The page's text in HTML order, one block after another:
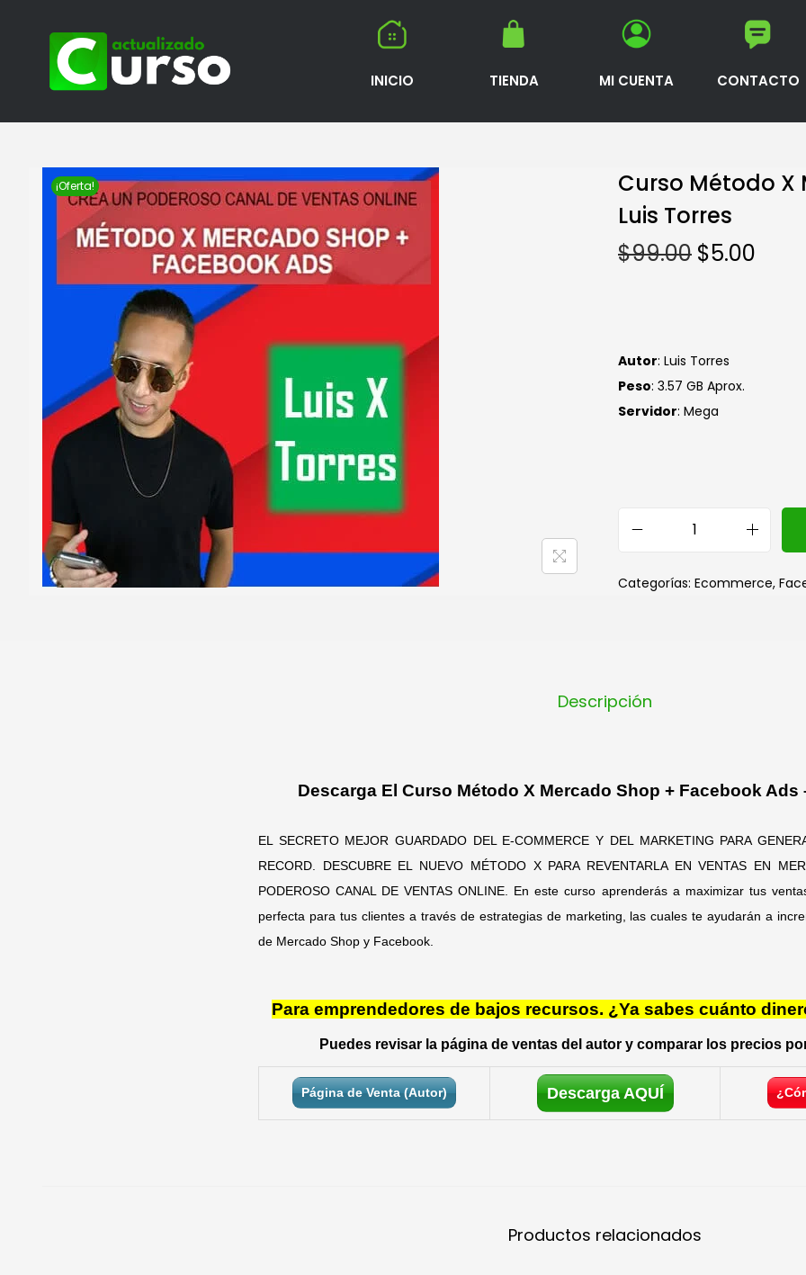
INICIO TIENDA MI CUENTA CONTACTO
¡Oferta!
Curso Método X
Luis Torres
$99.00 $5.00
Autor: Luis Torres
Peso: 3.57 GB Aprox.
Servidor: Mega
Categorías: Ecommerce,
Descripción
Descarga El Curso Método X Mercado Shop + Facebook Ads
EL SECRETO MEJOR GUARDADO DEL E-COMMERCE Y DEL MARKETING PARA
RECORD. DESCUBRE EL NUEVO MÉTODO X PARA REVENTARLA EN VENTAS EN
PODEROSO CANAL DE VENTAS ONLINE. En este curso aprenderás a maximizar tus
perfecta para tus clientes a través de estrategias de marketing, las cuales te ayudarán a
de Mercado Shop y Facebook.
Para emprendedores de bajos recursos. ¿Ya sabes cuánto
Puedes revisar la página de ventas del autor y comparar los precios
Página de Venta (Autor) Descarga AQUÍ
Productos relacionados